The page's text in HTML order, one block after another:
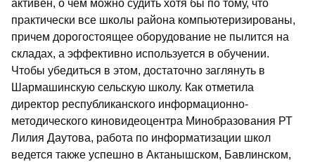
активен, о чем можно судить хотя бы по тому, что
практически все школы района компьютеризированы,
причем дорогостоящее оборудование не пылится на
складах, а эффективно используется в обучении.
Чтобы убедиться в этом, достаточно заглянуть в
Шармашинскую сельскую школу. Как отметила
директор республиканского информационно-
методического киновидеоцентра Минобразования РТ
Лилия Даутова, работа по информатизации школ
ведется также успешно в Актанышском, Бавлинском,